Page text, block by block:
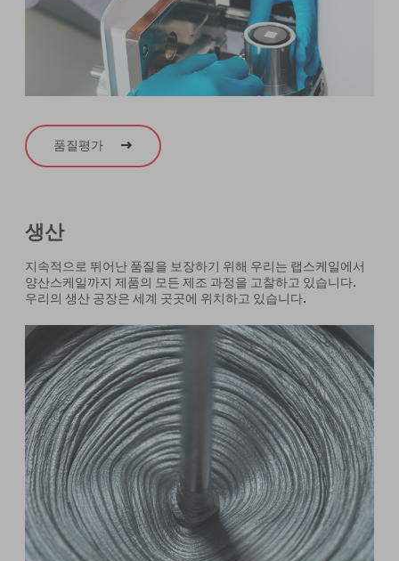
품질평가
생산
지속적으로 뛰어난 품질을 보장하기 위해 우리는 랩스케일에서
양산스케일까지 제품의 모든 제조 과정을 고찰하고 있습니다.
우리의 생산 공장은 세계 곳곳에 위치하고 있습니다.